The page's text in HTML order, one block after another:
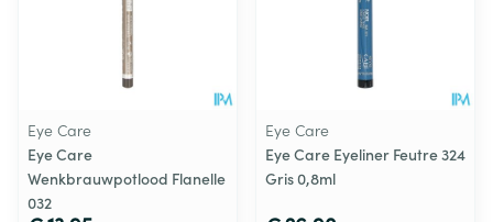
Eye Care
Eye Care
Wenkbrauwpotlood Flanelle
032
Eye Care
Eye Care Eyeliner Feutre 324
Gris 0,8ml